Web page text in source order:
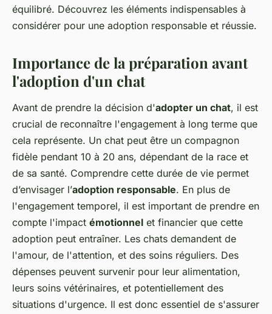
équilibré. Découvrez les éléments indispensables à
considérer pour une adoption responsable et réussie.
Importance de la préparation avant
l'adoption d'un chat
Avant de prendre la décision d'adopter un chat, il est
crucial de reconnaître l'engagement à long terme que
cela représente. Un chat peut être un compagnon
fidèle pendant 10 à 20 ans, dépendant de la race et
de sa santé. Comprendre cette durée de vie permet
d’envisager l’adoption responsable. En plus de
l'engagement temporel, il est important de prendre en
compte l'impact émotionnel et financier que cette
adoption peut entraîner. Les chats demandent de
l'amour, de l'attention, et des soins réguliers. Des
dépenses peuvent survenir pour leur alimentation,
leurs soins vétérinaires, et potentiellement des
situations d'urgence. Il est donc essentiel de s'assurer